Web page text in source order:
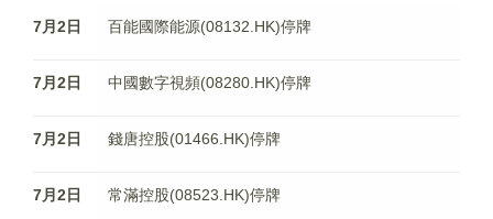
7月2日 百能國際能源(08132.HK)停牌
7月2日 中國數字視頻(08280.HK)停牌
7月2日 錢唐控股(01466.HK)停牌
7月2日 常滿控股(08523.HK)停牌